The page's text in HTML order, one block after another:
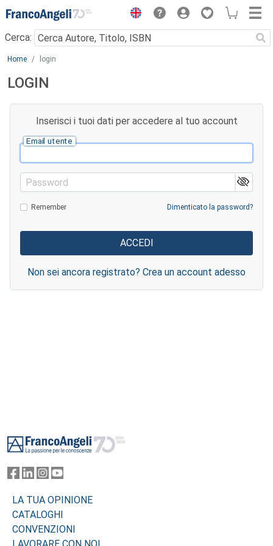
Menu
Cerca:
Main content
Home login
LOGIN
Inserisci i tuoi dati per accedere al tuo account
Email utente
Password
Remember Dimenticato la password?
Non sei ancora registrato? Crea un account adesso
LA TUA OPINIONE
CATALOGHI
CONVENZIONI